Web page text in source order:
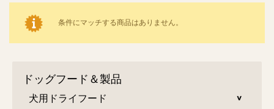
条件にマッチする商品はありません。
ドッグフード＆製品
犬用ドライフード